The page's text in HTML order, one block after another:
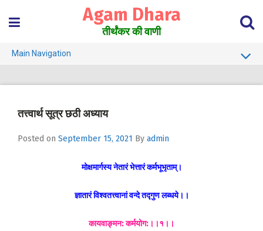
content
Agam Dhara
तीर्थंकर की वाणी
Main Navigation
Jain Darshan Dictionary
तत्त्वार्थ सूत्र छठी अध्याय
Posted on September 15, 2021 By admin
मोक्षमार्गस्य नेतारं भेत्तारं कर्मभूभृताम्।
ज्ञातारं विश्वतत्त्वानां वन्दे तद्गुण लब्धये।।
कायवाङ्मन: कर्मयोग:।।१।।